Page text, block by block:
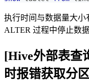
执行时间与数据量大小
ALTER 过程中停止数
[Hive外部表查
时报错获取分